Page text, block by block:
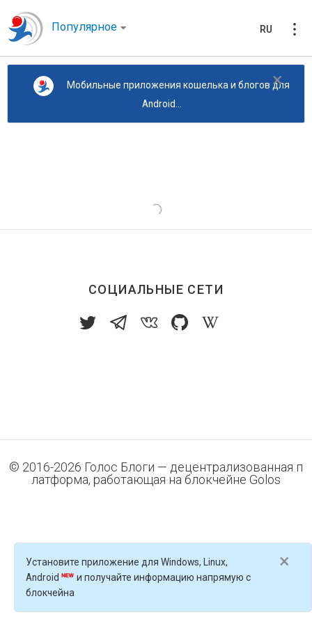
Популярное RU
×
Мобильные приложения кошелька и блогов для
Android...
СОЦИАЛЬНЫЕ СЕТИ
© 2016-2026 Голос Блоги — децентрализованная п
латформа, работающая на блокчейне Golos
×
Установите приложение для Windows, Linux,
Android
и получайте информацию напрямую с
блокчейна